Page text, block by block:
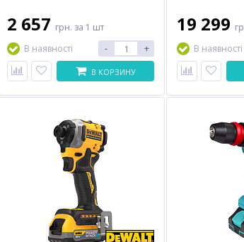
2 657 грн. за 1 шт
В наявності
- +
В КОРЗИНУ
19 299
В наявності